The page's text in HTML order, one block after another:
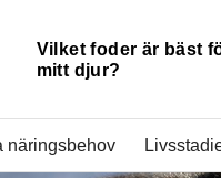
Vilket foder är bäst
mitt djur?
näringsbehov